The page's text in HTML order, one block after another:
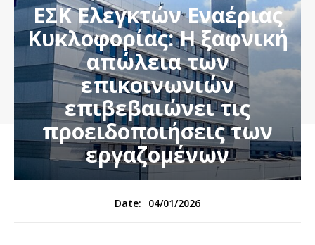
ΕΣΚ Ελεγκτών Εναέριας
Κυκλοφορίας: Η ξαφνική
απώλεια των
επικοινωνιών
επιβεβαιώνει τις
προειδοποιήσεις των
εργαζομένων
Date: 04/01/2026